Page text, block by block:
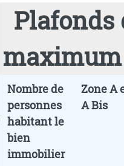
Plafonds
maximum
Nombre de
personnes
habitant le
bien
immobilier
Zone A
A Bis